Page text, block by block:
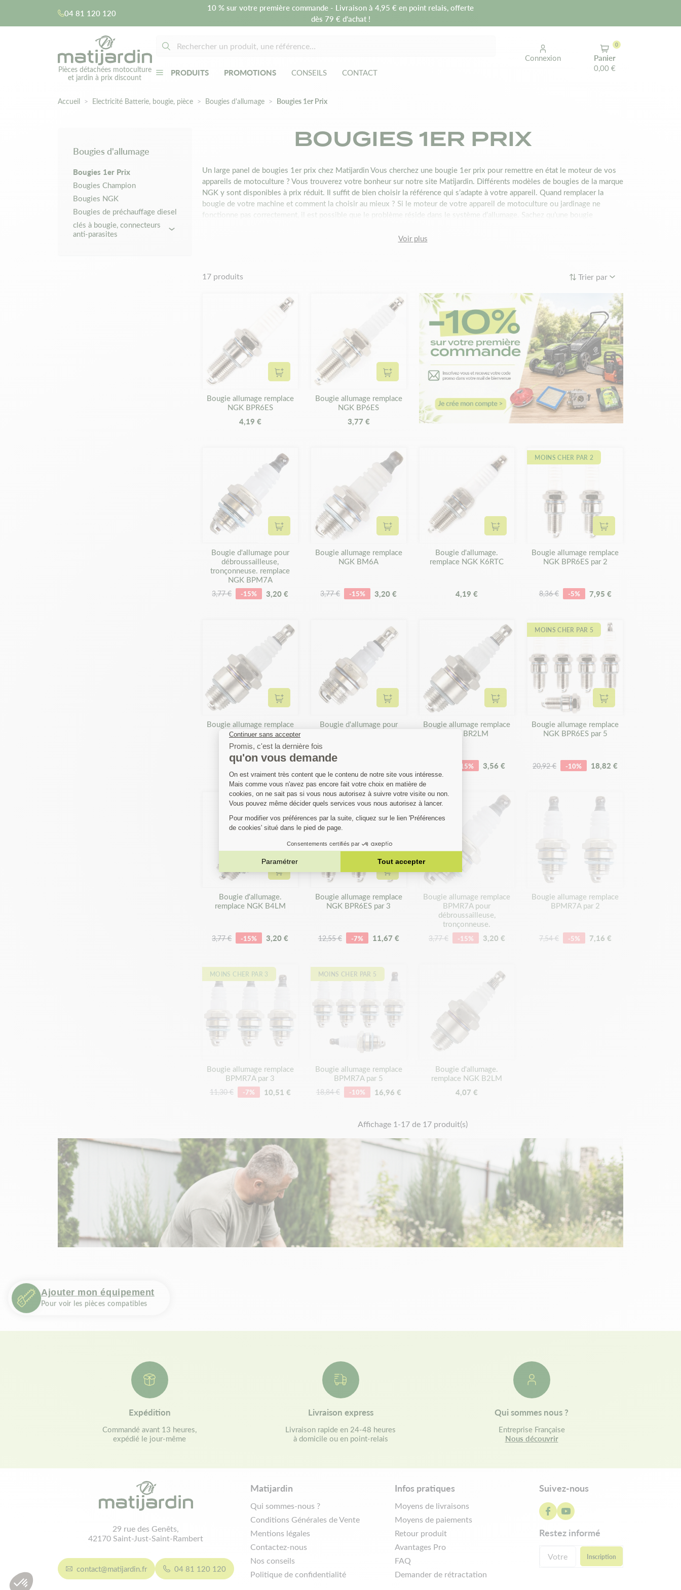
04 81 120 120
10 % sur votre première commande - Livraison à 4,95 € en point relais, offerte
dès 79 € d’achat !
Pièces détachées motoculture
et jardin à prix discount
PRODUITS PROMOTIONS CONSEILS CONTACT
Connexion
Panier
0,00 €
0
Ajouter mon équipement
Pour voir les pièces compatibles
Accueil Electricité Batterie, bougie, pièce Bougies d'allumage Bougies 1er Prix
Bougies d'allumage
Bougies 1er Prix
Bougies Champion
Bougies NGK
Bougies de préchauffage diesel
clés à bougie, connecteurs
anti-parasites
BOUGIES 1ER PRIX
Un large panel de bougies 1er prix chez Matijardin Vous cherchez une bougie 1er prix pour remettre en état le moteur de vos
appareils de motoculture ? Vous trouverez votre bonheur sur notre site Matijardin. Différents modèles de bougies de la marque
NGK y sont disponibles à prix réduit. Il suffit de bien choisir la référence qui s’adapte à votre appareil. Quand remplacer la
bougie de votre machine et comment la choisir au mieux ? Si le moteur de votre appareil de motoculture ou jardinage ne
fonctionne pas correctement, il est possible que le problème réside dans le système d’allumage. Sachez qu’une bougie
une électrode brulée, fortement usée ou une rupture du pied de l’isolateur est un signe qu’il faut changer la bougie. Pour la
Trouvez facilement et rapidement votre bougie 1er prix sur Matijardin Matijardin est un site qui vous assiste dans la réparation
de votre tronçonneuse, tondeuse, débroussailleuse ou autres appareils de motoculture. Grâce aux pièces de qualité de nous
proposons, vous pouvez augmenter la longévité de vos appareils. Pour trouver la bougie de premier prix qui convient à votre
appareil, nous vous invitons à consulter notre catalogue. Notre service client peut vous venir en aide en cas de besoin. Une
fois que vous aurez passé la commande, nous vous livrerons votre colis très rapidement.
Voir plus
17 produits Trier par
Ajouter au panier
Bougie allumage remplace
NGK BPR6ES
4,19 €
Ajouter au panier
Bougie allumage remplace
NGK BP6ES
3,77 €
Ajouter au panier
Bougie d'allumage pour
débroussailleuse,
tronçonneuse. remplace
NGK BPM7A
3,77 € -15% 3,20 €
Ajouter au panier
Bougie allumage remplace
NGK BM6A
3,77 € -15% 3,20 €
Ajouter au panier
Bougie d'allumage.
remplace NGK K6RTC
4,19 €
MOINS CHER PAR 2
Ajouter au panier
Bougie allumage remplace
NGK BPR6ES par 2
8,36 € -5% 7,95 €
Ajouter au panier
Bougie allumage remplace
NGK BPR5ES
Ajouter au panier
Bougie d'allumage pour
tronçonneuse. remplace
Ajouter au panier
Bougie allumage remplace
NGK BR2LM
-15% 3,56 €
MOINS CHER PAR 5
Ajouter au panier
Bougie allumage remplace
NGK BPR6ES par 5
20,92 € -10% 18,82 €
Ajouter au panier
Bougie d'allumage.
remplace NGK B4LM
3,77 € -15% 3,20 €
MOINS CHER PAR 3
Ajouter au panier
Bougie allumage remplace
NGK BPR6ES par 3
12,55 € -7% 11,67 €
Bougie allumage remplace
BPMR7A pour
débroussailleuse,
tronçonneuse.
3,77 € -15% 3,20 €
Bougie allumage remplace
BPMR7A par 2
7,54 € -5% 7,16 €
MOINS CHER PAR 3
Bougie allumage remplace
BPMR7A par 3
11,30 € -7% 10,51 €
MOINS CHER PAR 5
Bougie allumage remplace
BPMR7A par 5
18,84 € -10% 16,96 €
Bougie d'allumage.
remplace NGK B2LM
4,07 €
Affichage 1-17 de 17 produit(s)
Expédition
Commandé avant 13 heures,
expédié le jour-même
Livraison express
Livraison rapide en 24-48 heures
à domicile ou en point-relais
Qui sommes nous ?
Entreprise Française
Nous découvrir
29 rue des Genêts,
42170 Saint-Just-Saint-Rambert
contact@matijardin.fr 04 81 120 120
Matijardin
Qui sommes-nous ?
Conditions Générales de Vente
Mentions légales
Contactez-nous
Nos conseils
Politique de confidentialité
Infos pratiques
Moyens de livraisons
Moyens de paiements
Retour produit
Avantages Pro
FAQ
Demander de rétractation
Suivez-nous
restez informé